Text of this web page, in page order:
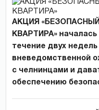
АКЦИЯ
КВАРТИРА» началась
течение двух
вневедомственной
с челнинцами и
обеспечению